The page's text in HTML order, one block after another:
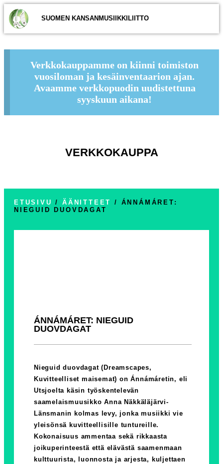
SUOMEN KANSANMUSIIKKILIITTO
Verkkokauppamme on kiinni toimiston
vuosiloman ja kesäinventaarion ajan.
Avaamme verkkopuodin uudistettuna
syyskuun aikana!
VERKKOKAUPPA
ETUSIVU /ÄÄNITTEET
/ ÁNNÁMÁRET:
NIEGUID DUOVDAGAT
ÁNNÁMÁRET: NIEGUID
DUOVDAGAT
Nieguid duovdagat (Dreamscapes,
Kuvitteelliset maisemat) on Ánnámáretin, eli
Utsjoelta käsin työskentelevän
saamelaismuusikko Anna Näkkäläjärvi-
Länsmanin kolmas levy, jonka musiikki vie
yleisönsä kuvitteellisille tuntureille.
Kokonaisuus ammentaa sekä rikkaasta
joikuperinteestä että elävästä saamenmaan
kulttuurista, luonnosta ja arjesta, kuljettaen